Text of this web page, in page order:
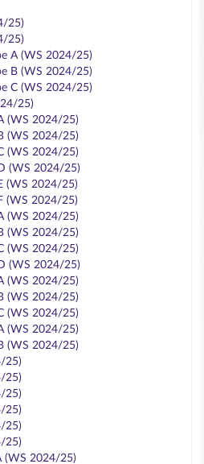
25)
25)
A (WS 2024/25)
B (WS 2024/25)
C (WS 2024/25)
25)
(WS 2024/25)
(WS 2024/25)
(WS 2024/25)
(WS 2024/25)
(WS 2024/25)
(WS 2024/25)
(WS 2024/25)
(WS 2024/25)
(WS 2024/25)
(WS 2024/25)
(WS 2024/25)
(WS 2024/25)
(WS 2024/25)
(WS 2024/25)
(WS 2024/25)
25)
25)
25)
25)
25)
25)
(WS 2024/25)